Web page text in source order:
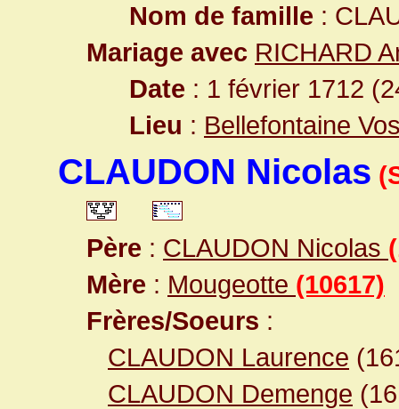
Nom de famille :
Mariage avec RICHARD
Date : 1 février 1712
Lieu : Bellefontaine
CLAUDON Nicolas
Père : CLAUDON Nicolas
Mère : Mougeotte (10617)
Frères/Soeurs :
CLAUDON Laurence
CLAUDON Demenge